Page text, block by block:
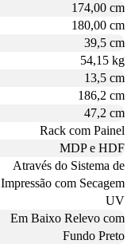
174,00 cm
180,00 cm
39,5 cm
54,15 kg
13,5 cm
186,2 cm
47,2 cm
Rack com Painel
MDP e HDF
Através do Sistema de
Impressão com Secagem
UV
Em Baixo Relevo com
Fundo Preto